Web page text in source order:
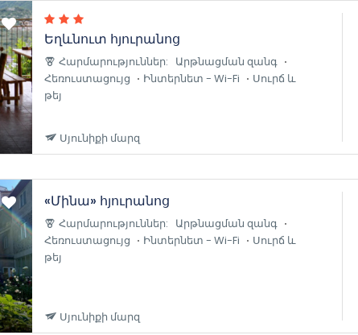
Եղևնուտ հյուրանոց
Հարմարություններ: Արթնացման զանգ
Հեռուստացույց
Ինտերնետ - Wi-Fi
Սուրճ և
թեյ
Սյունիքի մարզ
«Մինա» հյուրանոց
Հարմարություններ: Արթնացման զանգ
Հեռուստացույց
Ինտերնետ - Wi-Fi
Սուրճ և
թեյ
Սյունիքի մարզ